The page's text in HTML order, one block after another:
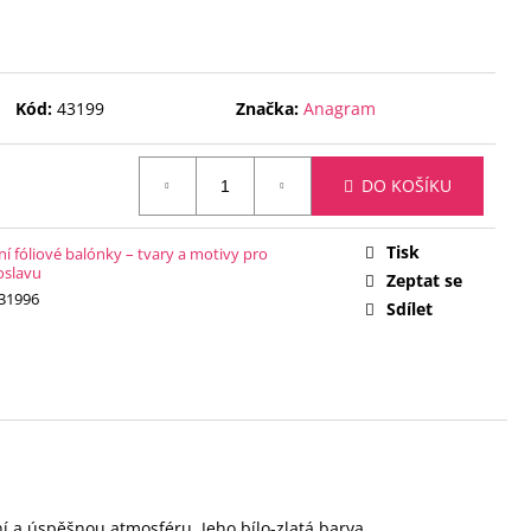
Kód: 43199 Značka: Anagram
DO KOŠÍKU
fóliové balónky – tvary a motivy pro
Tisk
Zeptat se
Sdílet